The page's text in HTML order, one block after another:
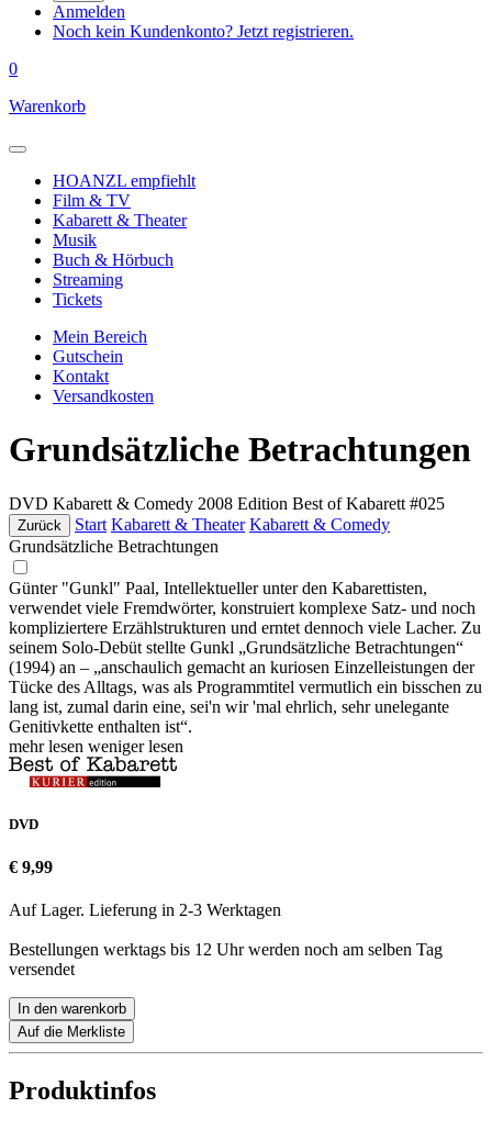
Anmelden
Noch kein Kundenkonto? Jetzt registrieren.
0
Warenkorb
HOANZL empfiehlt
Film & TV
Kabarett & Theater
Musik
Buch & Hörbuch
Streaming
Tickets
Mein Bereich
Gutschein
Kontakt
Versandkosten
Grundsätzliche Betrachtungen
DVD Kabarett & Comedy 2008 Edition Best of Kabarett #025
Zurück Start Kabarett & Theater Kabarett & Comedy
Grundsätzliche Betrachtungen
Günter "Gunkl" Paal, Intellektueller unter den Kabarettisten,
verwendet viele Fremdwörter, konstruiert komplexe Satz- und noch
kompliziertere Erzählstrukturen und erntet dennoch viele Lacher. Zu
seinem Solo-Debüt stellte Gunkl „Grundsätzliche Betrachtungen“
(1994) an – „anschaulich gemacht an kuriosen Einzelleistungen der
Tücke des Alltags, was als Programmtitel vermutlich ein bisschen zu
lang ist, zumal darin eine, sei'n wir 'mal ehrlich, sehr unelegante
Genitivkette enthalten ist“.
mehr lesen weniger lesen
DVD
€ 9,99
Auf Lager. Lieferung in 2-3 Werktagen
Bestellungen werktags bis 12 Uhr werden noch am selben Tag
versendet
In den warenkorb
Auf die Merkliste
Produktinfos